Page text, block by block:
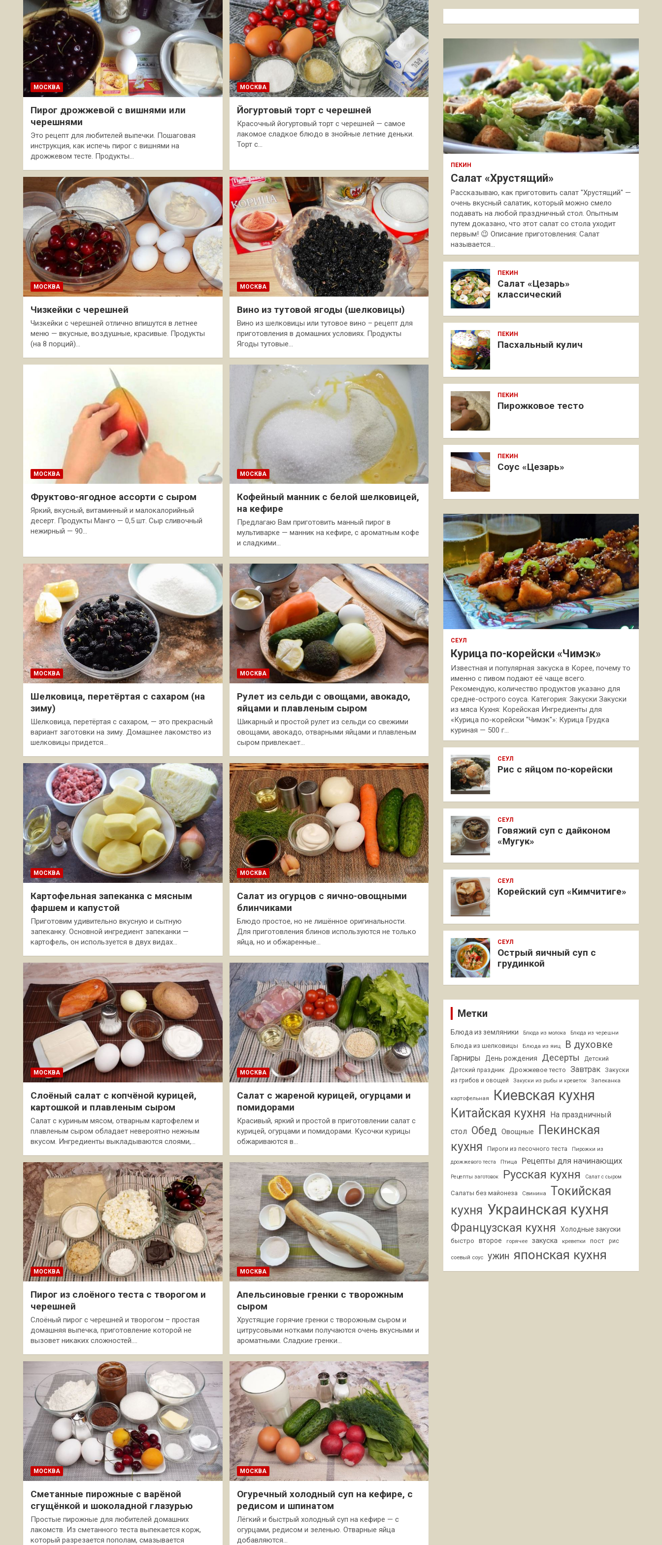
МОСКВА
Пирог дрожжевой с вишнями или
черешнями
Это рецепт для любителей выпечки. Пошаговая
инструкция, как испечь пирог с вишнями на
дрожжевом тесте. Продукты…
МОСКВА
Йогуртовый торт с черешней
Красочный йогуртовый торт с черешней — самое
лакомое сладкое блюдо в знойные летние деньки.
Торт с…
МОСКВА
Чизкейки с черешней
Чизкейки с черешней отлично впишутся в летнее
меню — вкусные, воздушные, красивые. Продукты
(на 8 порций)…
МОСКВА
Вино из тутовой ягоды (шелковицы)
Вино из шелковицы или тутовое вино – рецепт для
приготовления в домашних условиях. Продукты
Ягоды тутовые…
МОСКВА
Фруктово-ягодное ассорти с сыром
Яркий, вкусный, витаминный и малокалорийный
десерт. Продукты Манго — 0,5 шт. Сыр сливочный
нежирный — 90…
МОСКВА
Кофейный манник с белой шелковицей,
на кефире
Предлагаю Вам приготовить манный пирог в
мультиварке — манник на кефире, с ароматным кофе
и сладкими…
МОСКВА
Шелковица, перетёртая с сахаром (на
зиму)
Шелковица, перетёртая с сахаром, — это прекрасный
вариант заготовки на зиму. Домашнее лакомство из
шелковицы придется…
МОСКВА
Рулет из сельди с овощами, авокадо,
яйцами и плавленым сыром
Шикарный и простой рулет из сельди со свежими
овощами, авокадо, отварными яйцами и плавленым
сыром привлекает…
МОСКВА
Картофельная запеканка с мясным
фаршем и капустой
Приготовим удивительно вкусную и сытную
запеканку. Основной ингредиент запеканки —
картофель, он используется в двух видах…
МОСКВА
Салат из огурцов с яично-овощными
блинчиками
Блюдо простое, но не лишённое оригинальности.
Для приготовления блинов используются не только
яйца, но и обжаренные…
МОСКВА
Слоёный салат с копчёной курицей,
картошкой и плавленым сыром
Салат с куриным мясом, отварным картофелем и
плавленым сыром обладает невероятно нежным
вкусом. Ингредиенты выкладываются слоями,…
МОСКВА
Салат с жареной курицей, огурцами и
помидорами
Красивый, яркий и простой в приготовлении салат с
курицей, огурцами и помидорами. Кусочки курицы
обжариваются в…
МОСКВА
Пирог из слоёного теста с творогом и
черешней
Слоёный пирог с черешней и творогом – простая
домашняя выпечка, приготовление которой не
вызовет никаких сложностей.…
МОСКВА
Апельсиновые гренки с творожным
сыром
Хрустящие горячие гренки с творожным сыром и
цитрусовыми нотками получаются очень вкусными и
ароматными. Сладкие гренки…
МОСКВА
Сметанные пирожные с варёной
сгущёнкой и шоколадной глазурью
Простые пирожные для любителей домашних
лакомств. Из сметанного теста выпекается корж,
который разрезается пополам, смазывается
МОСКВА
Огуречный холодный суп на кефире, с
редисом и шпинатом
Лёгкий и быстрый холодный суп на кефире — с
огурцами, редисом и зеленью. Отварные яйца
добавляются…
к
ПЕКИН
Салат «Хрустящий»
Рассказываю, как приготовить салат "Хрустящий" —
очень вкусный салатик, который можно смело
подавать на любой праздничный стол. Опытным
путем доказано, что этот салат со стола уходит
первым! 😉 Описание приготовления: Салат
называется…
ПЕКИН
Салат «Цезарь»
классический
ПЕКИН
Пасхальный кулич
ПЕКИН
Пирожковое тесто
ПЕКИН
Соус «Цезарь»
СЕУЛ
Курица по-корейски «Чимэк»
Известная и популярная закуска в Корее, почему то
именно с пивом подают её чаще всего.
Рекомендую, количество продуктов указано для
средне-острого соуса. Категория: Закуски Закуски
из мяса Кухня: Корейская Ингредиенты для
«Курица по-корейски "Чимэк"»: Курица Грудка
куриная — 500 г…
СЕУЛ
Рис с яйцом по-корейски
СЕУЛ
Говяжий суп с дайконом
«Мугук»
СЕУЛ
Корейский суп «Кимчитиге»
СЕУЛ
Острый яичный суп с
грудинкой
Метки
Блюда из земляники Блюда из молока Блюда из черешни
Блюда из шелковицы Блюда из яиц В духовке
Гарниры День рождения Десерты
Детский
Детский праздник
Дрожжевое тесто Завтрак
Закуски
из грибов и овощей
Закуски из рыбы и креветок Запеканка
картофельная Киевская кухня
Китайская кухня На праздничный
стол Обед Овощные
Пекинская
кухня
Пироги из песочного теста
Пирожки из
дрожжевого теста
Птица Рецепты для начинающих
Рецепты заготовок Русская кухня Салат с сыром
Салаты без майонеза Свинина
Токийская
кухня Украинская кухня
Французская кухня Холодные закуски
быстро второе горячее закуска креветки пост рис
соевый соус ужин японская кухня